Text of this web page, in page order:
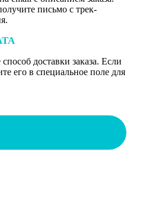
письмо с трек-
доставки заказа. Если
его в специальное поле для